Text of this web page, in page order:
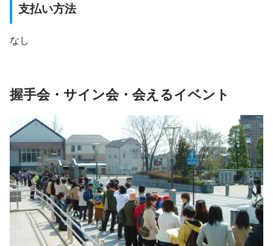
支払い方法
なし
握手会・サイン会・会えるイベント